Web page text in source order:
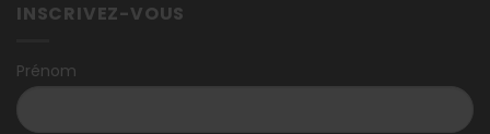
INSCRIVEZ-VOUS
Prénom